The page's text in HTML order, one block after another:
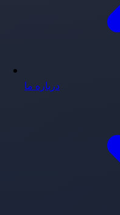
درباره ما